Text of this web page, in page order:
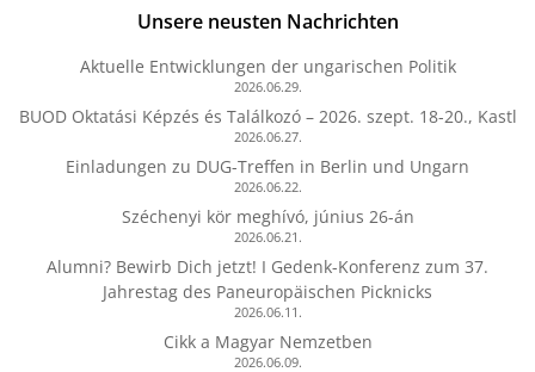
Unsere neusten Nachrichten
Aktuelle Entwicklungen der ungarischen Politik
2026.06.29.
BUOD Oktatási Képzés és Találkozó – 2026. szept. 18-20., Kastl
2026.06.27.
Einladungen zu DUG-Treffen in Berlin und Ungarn
2026.06.22.
Széchenyi kör meghívó, június 26-án
2026.06.21.
Alumni? Bewirb Dich jetzt! I Gedenk-Konferenz zum 37.
Jahrestag des Paneuropäischen Picknicks
2026.06.11.
Cikk a Magyar Nemzetben
2026.06.09.